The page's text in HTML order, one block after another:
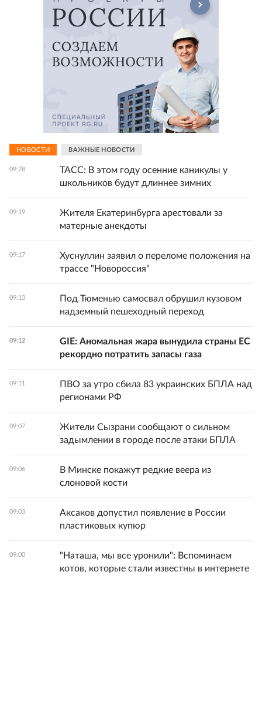
НОВОСТИ ВАЖНЫЕ НОВОСТИ
09:28
ТАСС: В этом году осенние каникулы у
школьников будут длиннее зимних
09:19
Жителя Екатеринбурга арестовали за
матерные анекдоты
09:17
Хуснуллин заявил о переломе положения на
трассе "Новороссия"
09:13
Под Тюменью самосвал обрушил кузовом
надземный пешеходный переход
09:12
GIE: Аномальная жара вынудила страны ЕС
рекордно потратить запасы газа
09:11
ПВО за утро сбила 83 украинских БПЛА над
регионами РФ
09:07
Жители Сызрани сообщают о сильном
задымлении в городе после атаки БПЛА
09:06
В Минске покажут редкие веера из
слоновой кости
09:03
Аксаков допустил появление в России
пластиковых купюр
09:00
"Наташа, мы все уронили": Вспоминаем
котов, которые стали известны в интернете